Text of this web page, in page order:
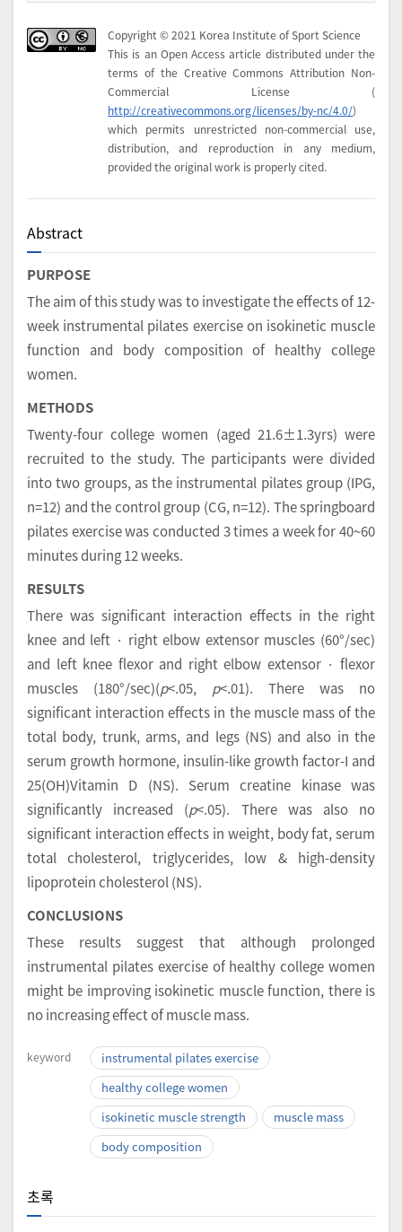
Copyright © 2021 Korea Institute of Sport Science
This is an Open Access article distributed under the
terms of the Creative Commons Attribution Non-
Commercial License (
http://creativecommons.org/licenses/by-nc/4.0/)
which permits unrestricted non-commercial use,
distribution, and reproduction in any medium,
provided the original work is properly cited.
Abstract
PURPOSE
The aim of this study was to investigate the effects of 12-
week instrumental pilates exercise on isokinetic muscle
function and body composition of healthy college
women.
METHODS
Twenty-four college women (aged 21.6±1.3yrs) were
recruited to the study. The participants were divided
into two groups, as the instrumental pilates group (IPG,
n=12) and the control group (CG, n=12). The springboard
pilates exercise was conducted 3 times a week for 40~60
minutes during 12 weeks.
RESULTS
There was significant interaction effects in the right
knee and left · right elbow extensor muscles (60°/sec)
and left knee flexor and right elbow extensor · flexor
muscles (180°/sec)(p<.05, p<.01). There was no
significant interaction effects in the muscle mass of the
total body, trunk, arms, and legs (NS) and also in the
serum growth hormone, insulin-like growth factor-I and
25(OH)Vitamin D (NS). Serum creatine kinase was
significantly increased (p<.05). There was also no
significant interaction effects in weight, body fat, serum
total cholesterol, triglycerides, low & high-density
lipoprotein cholesterol (NS).
CONCLUSIONS
These results suggest that although prolonged
instrumental pilates exercise of healthy college women
might be improving isokinetic muscle function, there is
no increasing effect of muscle mass.
keyword
instrumental pilates exercise
healthy college women
isokinetic muscle strength
muscle mass
body composition
초록